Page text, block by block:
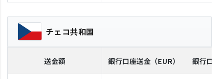
チェコ共和国
送金額 銀行口座送金 （EUR） 銀行口